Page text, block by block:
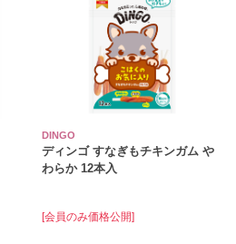
DINGO
ディンゴ すなぎもチキンガム や
わらか 12本入
[会員のみ価格公開]